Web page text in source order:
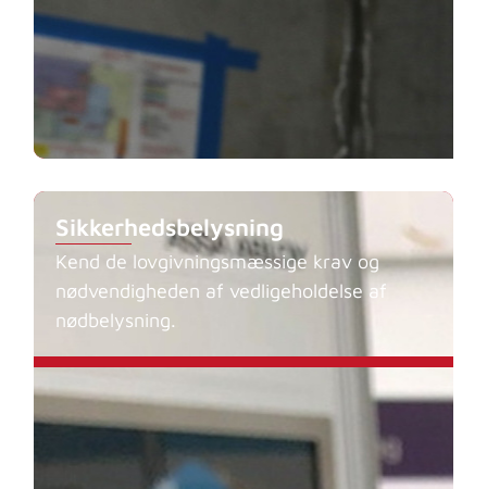
Sikkerhedsbelysning
Kend de lovgivningsmæssige krav og
nødvendigheden af vedligeholdelse af
nødbelysning.